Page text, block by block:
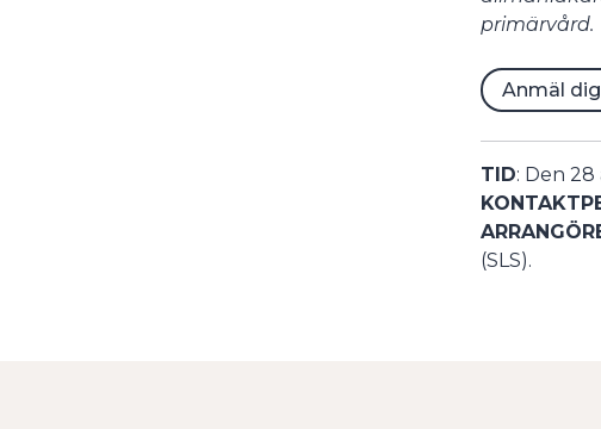
primärvård.
Anmäl
TID: Den 28
(SLS).